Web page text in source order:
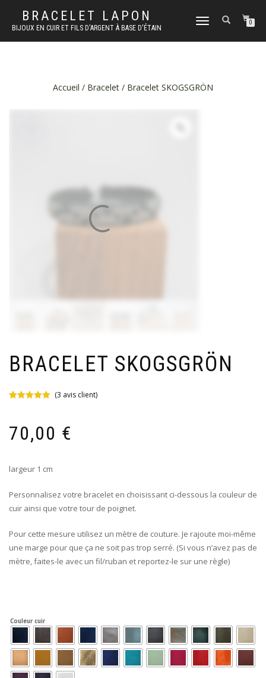
BRACELET LAPON
BIJOUX EN CUIR ET FILS D'ARGENT À BASE D'ÉTAIN
DÉPLIER
NAVIGATION
0
Accueil / Bracelet / Bracelet SKOGSGRÖN
BRACELET SKOGSGRÖN
notations
client
(3 avis client)
70,00 €
largeur 1 cm
Personnalisez votre bracelet en choisissant ci-dessous la couleur de
cuir ainsi que votre tour de poignet.
Pour cette mesure utilisez un mètre de couture. Je rajoute moi-même
une marge pour que ça ne soit pas trop serré. (Si vous n’avez pas de
mètre, faites-le avec un fil/ruban et reportez-le sur une règle)
Couleur cuir